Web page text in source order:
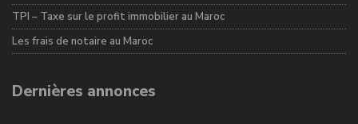
TPI – Taxe sur le profit immobilier au Maroc
Les frais de notaire au Maroc
Dernières annonces